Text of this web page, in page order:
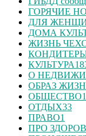
ГОРЯЧИЕ
ДЛЯ
ДОМА
ЖИЗНЬ
КУЛЬТУРА
О
ОБРАЗ
ОБЩЕСТВО
ОТДЫХ33
ПРАВО1
ПРО